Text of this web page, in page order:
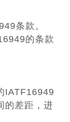
条款。
的条款
IATF16949
的差距，进